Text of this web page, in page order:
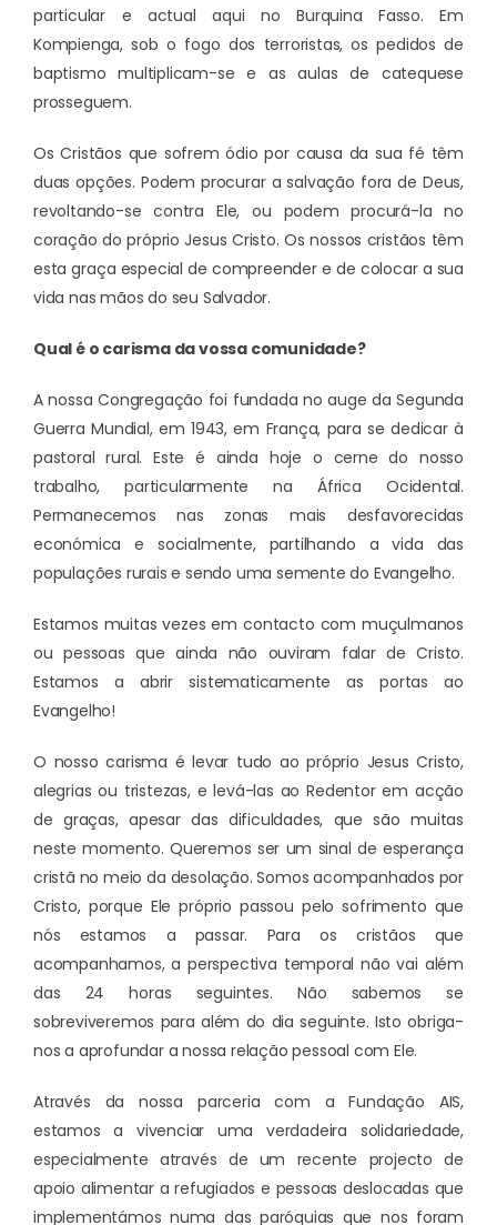
particular e actual aqui no Burquina Fasso. Em
Kompienga, sob o fogo dos terroristas, os pedidos de
baptismo multiplicam-se e as aulas de catequese
prosseguem.
Os Cristãos que sofrem ódio por causa da sua fé têm
duas opções. Podem procurar a salvação fora de Deus,
revoltando-se contra Ele, ou podem procurá-la no
coração do próprio Jesus Cristo. Os nossos cristãos têm
esta graça especial de compreender e de colocar a sua
vida nas mãos do seu Salvador.
Qual é o carisma da vossa comunidade?
A nossa Congregação foi fundada no auge da Segunda
Guerra Mundial, em 1943, em França, para se dedicar à
pastoral rural. Este é ainda hoje o cerne do nosso
trabalho, particularmente na África Ocidental.
Permanecemos nas zonas mais desfavorecidas
económica e socialmente, partilhando a vida das
populações rurais e sendo uma semente do Evangelho.
Estamos muitas vezes em contacto com muçulmanos
ou pessoas que ainda não ouviram falar de Cristo.
Estamos a abrir sistematicamente as portas ao
Evangelho!
O nosso carisma é levar tudo ao próprio Jesus Cristo,
alegrias ou tristezas, e levá-las ao Redentor em acção
de graças, apesar das dificuldades, que são muitas
neste momento. Queremos ser um sinal de esperança
cristã no meio da desolação. Somos acompanhados por
Cristo, porque Ele próprio passou pelo sofrimento que
nós estamos a passar. Para os cristãos que
acompanhamos, a perspectiva temporal não vai além
das 24 horas seguintes. Não sabemos se
sobreviveremos para além do dia seguinte. Isto obriga-
nos a aprofundar a nossa relação pessoal com Ele.
Através da nossa parceria com a Fundação AIS,
estamos a vivenciar uma verdadeira solidariedade,
especialmente através de um recente projecto de
apoio alimentar a refugiados e pessoas deslocadas que
implementámos numa das paróquias que nos foram